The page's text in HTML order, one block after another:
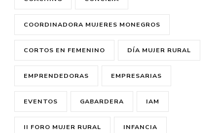
COORDINADORA MUJERES MONEGROS
CORTOS EN FEMENINO DÍA MUJER RURAL
EMPRENDEDORAS EMPRESARIAS
EVENTOS GABARDERA IAM
II FORO MUJER RURAL INFANCIA